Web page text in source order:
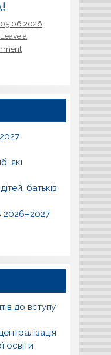
05.06.2026
Leave a
які
батьків
2026–2027
до вступу
освіти